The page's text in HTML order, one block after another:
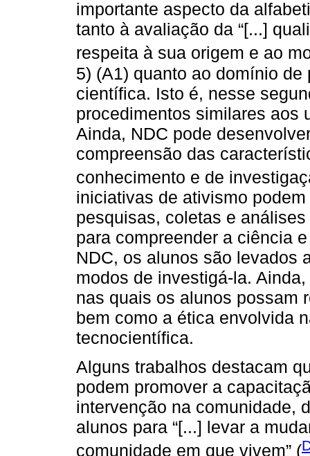
importante aspecto da
tanto à avaliação da “[...]
respeita à sua origem e ao
5) (A1) quanto ao domínio
científica. Isto é, nesse
procedimentos similares aos
Ainda, NDC pode
compreensão das
conhecimento e de
iniciativas de ativismo
pesquisas, coletas e
para compreender a ciência
NDC, os alunos são levados
modos de investigá-la.
nas quais os alunos possam
bem como a ética envolvida
tecnocientífica.
Alguns trabalhos destacam
podem promover a
intervenção na comunidade,
alunos para “[...] levar a
comunidade em que vivem” (